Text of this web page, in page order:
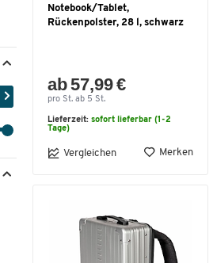
Notebook/Tablet,
Rückenpolster, 28 l, schwarz
ab 57,99 €
pro St. ab 5 St.
Lieferzeit: sofort lieferbar (1-2
Tage)
Vergleichen Merken